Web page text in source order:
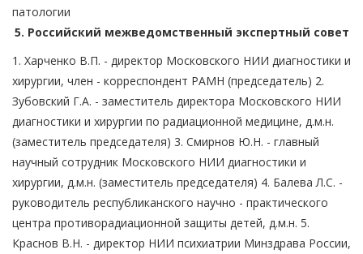
патологии
5. Российский межведомственный экспертный совет
1. Харченко В.П. - директор Московского НИИ диагностики и
хирургии, член - корреспондент РАМН (председатель) 2.
Зубовский Г.А. - заместитель директора Московского НИИ
диагностики и хирургии по радиационной медицине, д.м.н.
(заместитель председателя) 3. Смирнов Ю.Н. - главный
научный сотрудник Московского НИИ диагностики и
хирургии, д.м.н. (заместитель председателя) 4. Балева Л.С. -
руководитель республиканского научно - практического
центра противорадиационной защиты детей, д.м.н. 5.
Краснов В.Н. - директор НИИ психиатрии Минздрава России,